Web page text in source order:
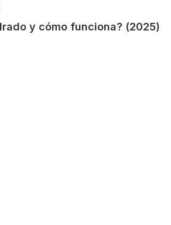
y cómo funciona? (2025)